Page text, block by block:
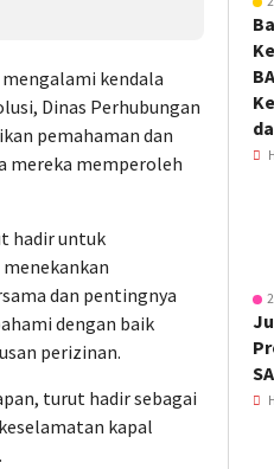
kendala
Dinas Perhubungan
pemahaman dan
mereka memperoleh
hadir untuk
dan pentingnya
dengan baik
perizinan.
turut hadir sebagai
kapal